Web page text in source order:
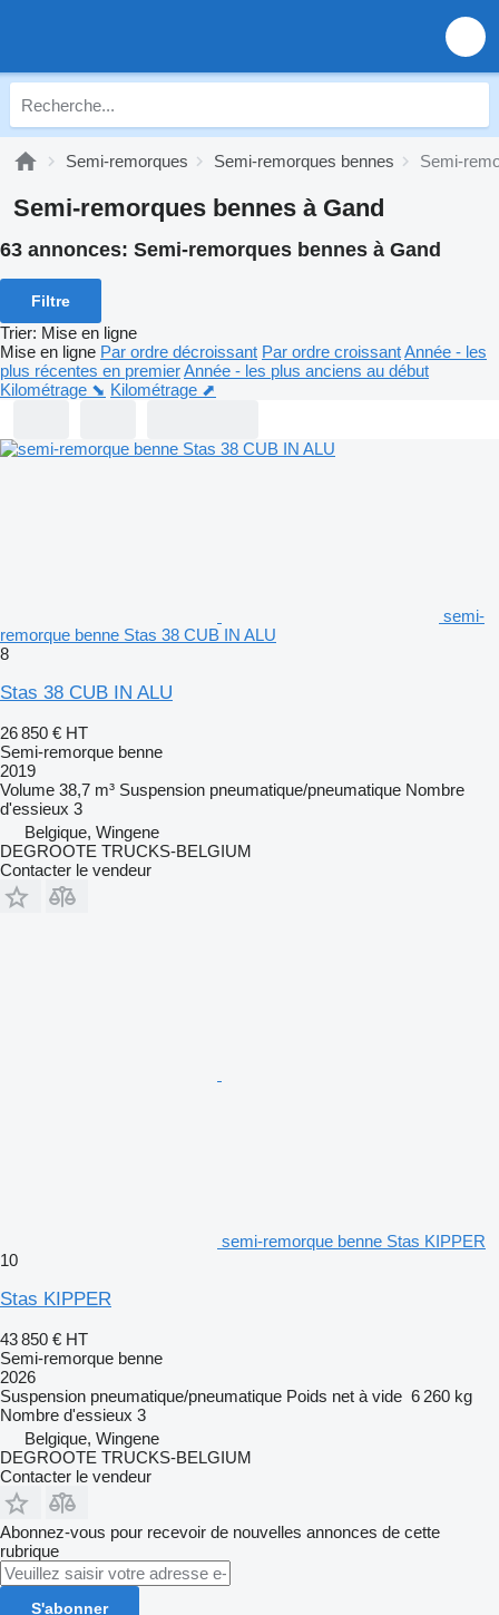
Semi-remorques Semi-remorques bennes Semi-
Semi-remorques bennes à Gand
63 annonces: Semi-remorques bennes à Gand
Filtre
Trier: Mise en ligne
Mise en ligne Par ordre décroissant Par ordre croissantAnnée - les
plus récentes en premierAnnée - les plus anciens au début
Kilométrage ⬊ Kilométrage ⬈
semi-
remorque benne Stas 38 CUB IN ALU
8
Stas 38 CUB IN ALU
26 850 € HT
Semi-remorque benne
2019
Volume 38,7 m³ Suspension pneumatique/pneumatique Nombre
d'essieux 3
Belgique, Wingene
DEGROOTE TRUCKS-BELGIUM
Contacter le vendeur
semi-remorque benne Stas KIPPER
10
Stas KIPPER
43 850 € HT
Semi-remorque benne
2026
Suspension pneumatique/pneumatique Poids net à vide 6 260 kg
Nombre d'essieux 3
Belgique, Wingene
DEGROOTE TRUCKS-BELGIUM
Contacter le vendeur
Abonnez-vous pour recevoir de nouvelles annonces de cette
rubrique
S'abonner